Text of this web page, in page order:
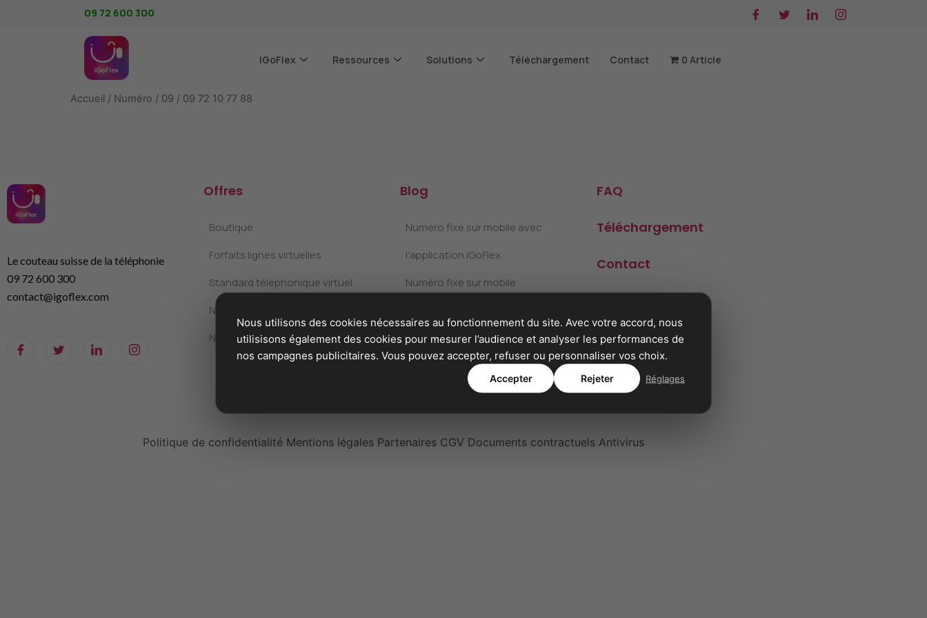
09 72 600 300
IGoFlex Ressources Solutions Téléchargement Contact 0 Article
Accueil / Numéro / 09 / 09 72 10 77 88
Le couteau suisse de la téléphonie
09 72 600 300
contact@igoflex.com
Offres
Boutique
Forfaits lignes virtuelles
Standard téléphonique virtuel
Numéro facile à retenir
Numéros
Blog
Numéro fixe sur mobile avec
l'application iGoFlex
Numéro fixe sur mobile
Orienter vos appels
FAQ
Téléchargement
Contact
Politique de confidentialité Mentions légales Partenaires CGV Documents contractuels Antivirus
Nous utilisons des cookies nécessaires au fonctionnement du site. Avec votre accord, nous
utilisisons également des cookies pour mesurer l’audience et analyser les performances de
nos campagnes publicitaires. Vous pouvez accepter, refuser ou personnaliser vos choix.
Accepter Rejeter Réglages